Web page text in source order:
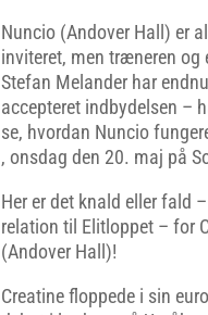
Nuncio (Andover Hall) er
inviteret, men træneren og
Stefan Melander har
accepteret indbydelsen –
se, hvordan Nuncio
, onsdag den 20. maj på
Her er det knald eller fald
relation til Elitloppet – for
(Andover Hall)!
Creatine floppede i sin